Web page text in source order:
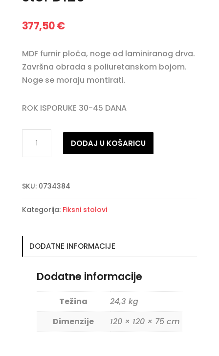
377,50€
MDF furnir ploča, noge od laminiranog drva.
Završna obrada s poliuretanskom bojom.
Noge se moraju montirati.
ROK ISPORUKE 30-45 DANA
blagovaonski
količina
DODAJ U KOŠARICU
SKU: 0734384
Kategorija: Fiksni stolovi
DODATNE INFORMACIJE
Dodatne informacije
Težina
24,3 kg
Dimenzije
120 × 120 × 75 cm